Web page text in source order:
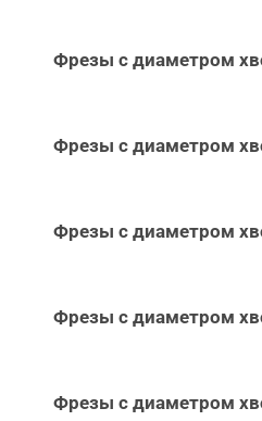
Фрезы с диаметром
Фрезы с диаметром
Фрезы с диаметром
Фрезы с диаметром
Фрезы с диаметром